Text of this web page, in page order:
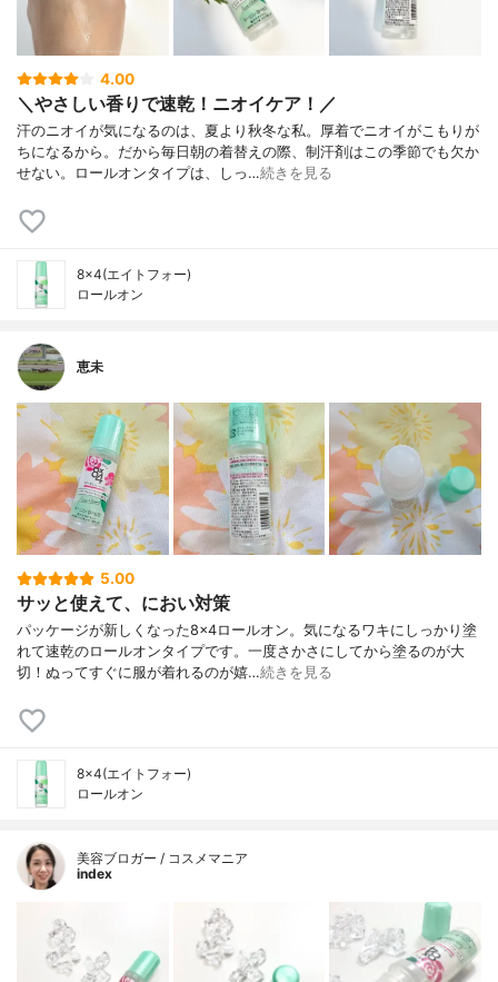
4.00
＼やさしい香りで速乾！ニオイケア！／
汗のニオイが気になるのは、夏より秋冬な私。厚着でニオイがこもりが
ちになるから。だから毎日朝の着替えの際、制汗剤はこの季節でも欠か
せない。ロールオンタイプは、しっ…続きを見る
8×4(エイトフォー)
ロールオン
恵未
5.00
サッと使えて、におい対策
パッケージが新しくなった8×4ロールオン。気になるワキにしっかり塗
れて速乾のロールオンタイプです。一度さかさにしてから塗るのが大
切！ぬってすぐに服が着れるのが嬉…続きを見る
8×4(エイトフォー)
ロールオン
美容ブロガー / コスメマニア
index